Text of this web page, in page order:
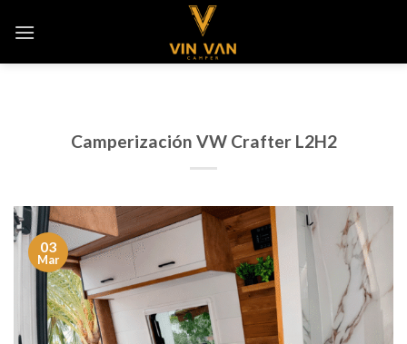
Camperización VW Crafter L2H2
03
Mar